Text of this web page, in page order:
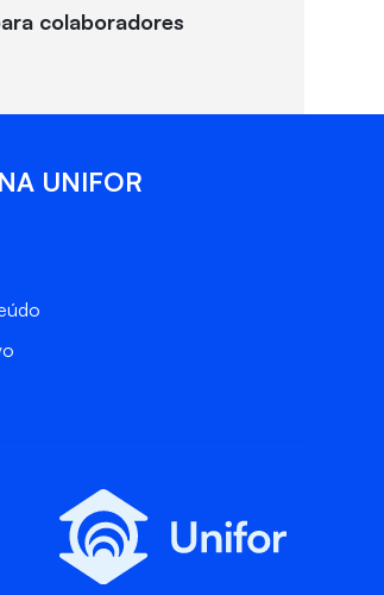
colaboradores
UNIFOR